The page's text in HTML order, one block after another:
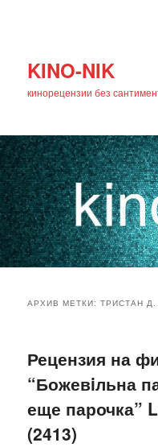
KINO-NIK
кинорецензии без
основному
содержимому
дополнительному
содержимому
АРХИВ МЕТКИ:ТРИСТАН
Рецензия на
“Божевiльна
еще парочка”
(2413)